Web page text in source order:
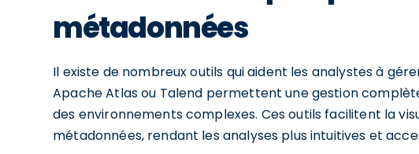
métadonnées
Il existe de nombreux outils qui aident les analystes à
Apache Atlas ou Talend permettent une gestion
des environnements complexes. Ces outils facilitent la
métadonnées, rendant les analyses plus intuitives et